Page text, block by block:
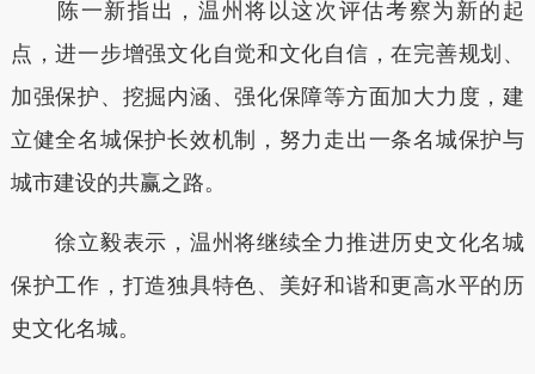
陈一新指出，温州将以这次评估考察为新的起
点，进一步增强文化自觉和文化自信，在完善规划、
加强保护、挖掘内涵、强化保障等方面加大力度，建
立健全名城保护长效机制，努力走出一条名城保护与
城市建设的共赢之路。
徐立毅表示，温州将继续全力推进历史文化名城
保护工作，打造独具特色、美好和谐和更高水平的历
史文化名城。